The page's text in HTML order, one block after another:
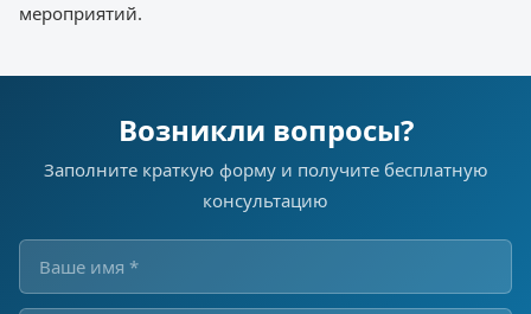
мероприятий.
Возникли вопросы?
Заполните краткую форму и получите бесплатную
консультацию